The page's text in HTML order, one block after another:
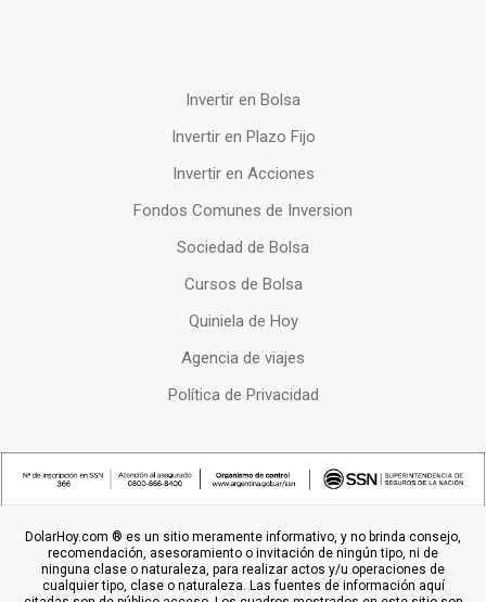
Invertir en Bolsa
Invertir en Plazo Fijo
Invertir en Acciones
Fondos Comunes de Inversion
Sociedad de Bolsa
Cursos de Bolsa
Quiniela de Hoy
Agencia de viajes
Política de Privacidad
DolarHoy.com ® es un sitio meramente informativo, y no brinda consejo,
recomendación, asesoramiento o invitación de ningún tipo, ni de
ninguna clase o naturaleza, para realizar actos y/u operaciones de
cualquier tipo, clase o naturaleza. Las fuentes de información aquí